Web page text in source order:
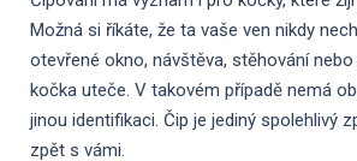
Možná si říkáte, že ta vaše ven nikdy
otevřené okno, návštěva, stěhování
kočka uteče. V takovém případě nemá
jinou identifikaci. Čip je jediný spolehlivý
zpět s vámi.